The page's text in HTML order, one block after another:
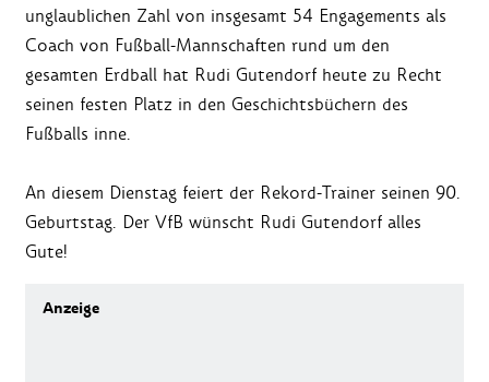
unglaublichen Zahl von insgesamt 54 Engagements als
Coach von Fußball-Mannschaften rund um den
gesamten Erdball hat Rudi Gutendorf heute zu Recht
seinen festen Platz in den Geschichtsbüchern des
Fußballs inne.
An diesem Dienstag feiert der Rekord-Trainer seinen 90.
Geburtstag. Der VfB wünscht Rudi Gutendorf alles
Gute!